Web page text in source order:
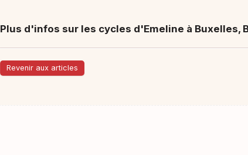
Plus d'infos sur les cycles d'Emeline à Buxelles,
Revenir aux articles